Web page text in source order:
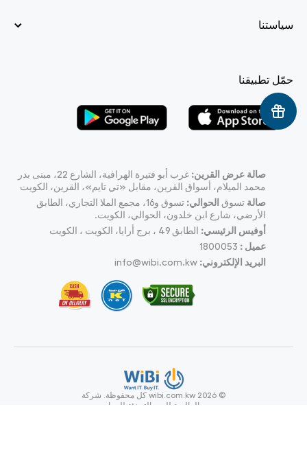
سياستنا
حمّل تطبيقنا
صالة عرض القرين:
غرب أبو فتيرة الهرافية، الشارع 22، مبنى بدر
محمد الميلام، أسواق القرين، مقابل «تي تايم»، القرين، الكويت
صالة تسوق الحوالي:
تسوق و16، مجمع الملا التجاري، الطابق
الأرضي، شارع ابن خلدون، الحوالي، الكويت.
أوفيس الرئيسي: الطابق 49 ، برج أرايا، الكويت ، الكويت
عميل : 1800053
البريد الإلكتروني: info@wibi.com.kw
© wibi.com.kw 2026 كل محفوظة. شركة
ويبي العالمية للبيع بالتجزئة للحواسيب